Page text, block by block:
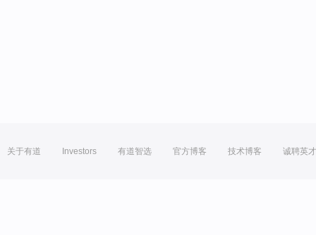
关于有道 Investors 有道智选 官方博客 技术博客 诚聘英才